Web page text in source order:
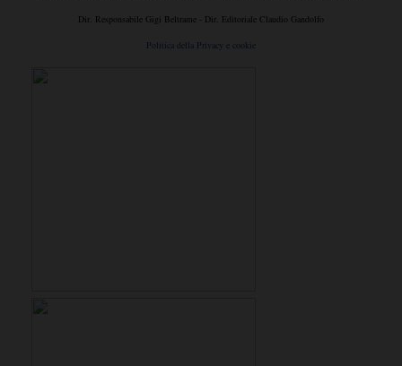
Dir. Responsabile Gigi Beltrame - Dir. Editoriale Claudio Gandolfo
Politica della Privacy e cookie